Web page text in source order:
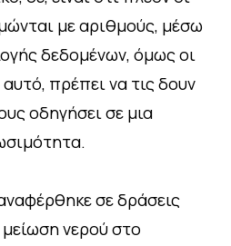
με αριθμούς, μέσω
δεδομένων, όμως οι
πρέπει να τις δουν
οδηγήσει σε μια
σε δράσεις
νερού στο